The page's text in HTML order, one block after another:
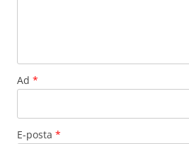
Ad *
E-posta *